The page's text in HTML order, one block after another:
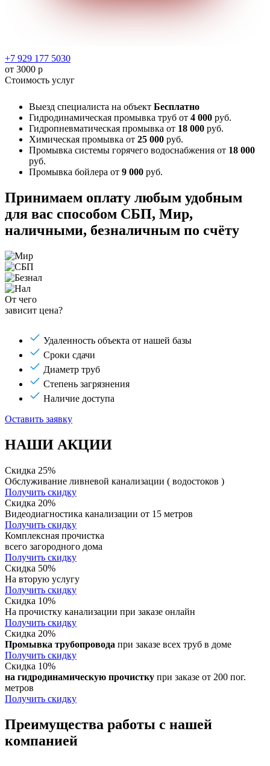
+7 929 177 5030
от 3000 р
Стоимость услуг
Выезд специалиста на объект Бесплатно
Гидродинамическая промывка труб от 4 000 руб.
Гидропневматическая промывка от 18 000 руб.
Химическая промывка от 25 000 руб.
Промывка системы горячего водоснабжения от 18 000
руб.
Промывка бойлера от 9 000 руб.
Принимаем оплату любым удобным
для вас способом СБП, Мир,
наличными, безналичным по счёту
От чего
зависит цена?
Удаленность объекта от нашей базы
Сроки сдачи
Диаметр труб
Степень загрязнения
Наличие доступа
Оставить заявку
НАШИ АКЦИИ
Скидка 25%
Обслуживание ливневой канализации ( водостоков )
Получить скидку
Скидка 20%
Видеодиагностика канализации от 15 метров
Получить скидку
Комплексная прочистка
всего загородного дома
Получить скидку
Скидка 50%
На вторую услугу
Получить скидку
Скидка 10%
На прочистку канализации при заказе онлайн
Получить скидку
Скидка 20%
Промывка трубопровода при заказе всех труб в доме
Получить скидку
Скидка 10%
на гидродинамическую прочистку при заказе от 200 пог.
метров
Получить скидку
Преимущества работы с нашей
компанией